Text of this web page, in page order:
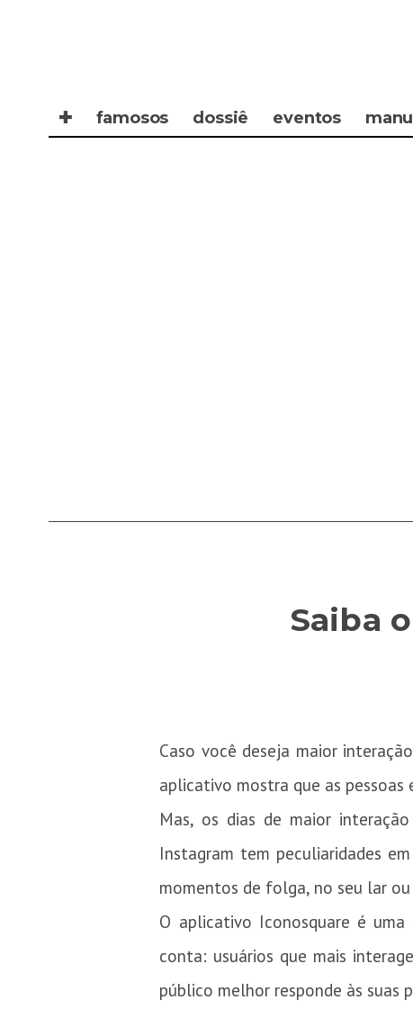
✚ famosos dossiê eventos
Saiba
Caso você deseja maior
aplicativo mostra que as pessoas
Mas, os dias de maior
Instagram tem peculiaridades
momentos de folga, no seu lar
O aplicativo Iconosquare é
conta: usuários que mais
público melhor responde às suas